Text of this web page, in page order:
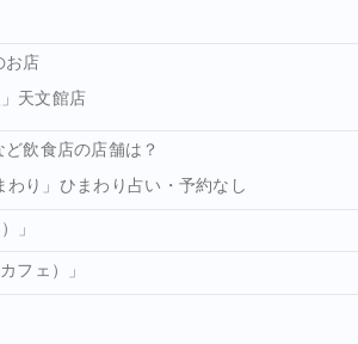
お店
天文館店
飲食店の店舗は？
り」ひまわり占い・予約なし
」
フェ）」